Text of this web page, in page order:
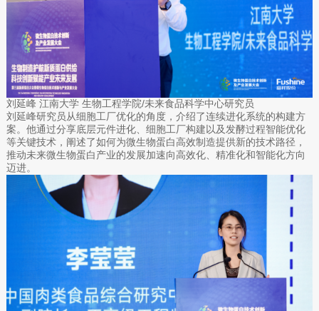
刘延峰 江南大学 生物工程学院/未来食品科学中心研究员
刘延峰研究员从细胞工厂优化的角度，介绍了连续进化系统的构建方
案。他通过分享底层元件进化、细胞工厂构建以及发酵过程智能优化
等关键技术，阐述了如何为微生物蛋白高效制造提供新的技术路径，
推动未来微生物蛋白产业的发展加速向高效化、精准化和智能化方向
迈进。